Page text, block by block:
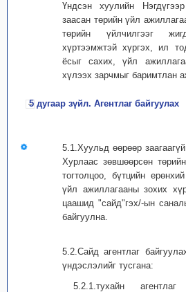
Үндсэн хуулийн
заасан төрийн үйл
төрийн үйлчилгээг
хүртээмжтэй хүргэх, ил
ёсыг сахих, үйл
хүлээх зарчмыг баримтлан
5 дугаар зүйл. Агентлаг байгуулах
5.1.Хуульд өөрөөр
Хурлаас зөвшөөрсөн төрийн
тогтолцоо, бүтцийн
үйл ажиллагааны зохих
цаашид "сайд"гэх/-ын
байгуулна.
5.2.Сайд агентлаг
үндэслэлийг тусгана:
5.2.1.тухайн